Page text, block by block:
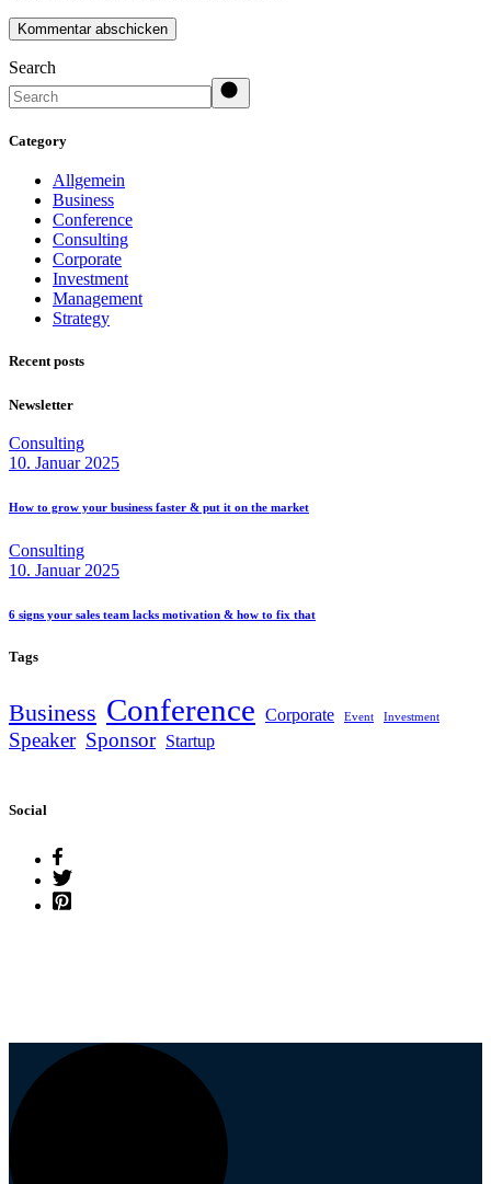
Kommentar abschicken
Search
Category
Allgemein
Business
Conference
Consulting
Corporate
Investment
Management
Strategy
Recent posts
Newsletter
Consulting
10. Januar 2025
How to grow your business faster & put it on the market
Consulting
10. Januar 2025
6 signs your sales team lacks motivation & how to fix that
Tags
Business Conference Corporate Event Investment
Speaker Sponsor Startup
Social